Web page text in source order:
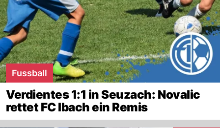
Fussball
Verdientes 1:1 in Seuzach: Novalic
rettet FC Ibach ein Remis